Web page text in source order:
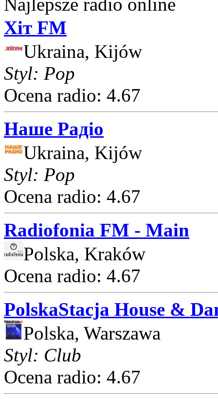
Хіт FM
Ukraina, Kijów
Styl: Pop
Ocena radio: 4.67
Наше Радіо
Ukraina, Kijów
Styl: Pop
Ocena radio: 4.67
Radiofonia FM - Main
Polska, Kraków
Ocena radio: 4.67
PolskaStacja House &
Polska, Warszawa
Styl: Club
Ocena radio: 4.67